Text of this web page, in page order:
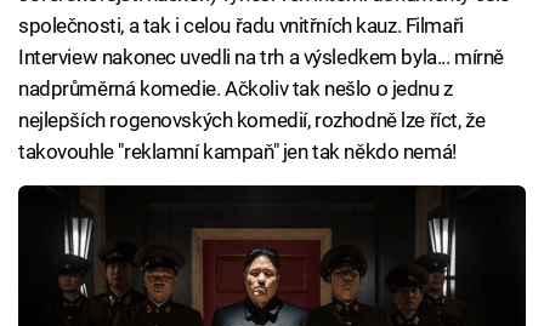
společnosti, a tak i celou řadu vnitřních kauz. Filmaři
Interview nakonec uvedli na trh a výsledkem byla... mírně
nadprůměrná komedie. Ačkoliv tak nešlo o jednu z
nejlepších rogenovských komedií, rozhodně lze říct, že
takovouhle "reklamní kampaň" jen tak někdo nemá!